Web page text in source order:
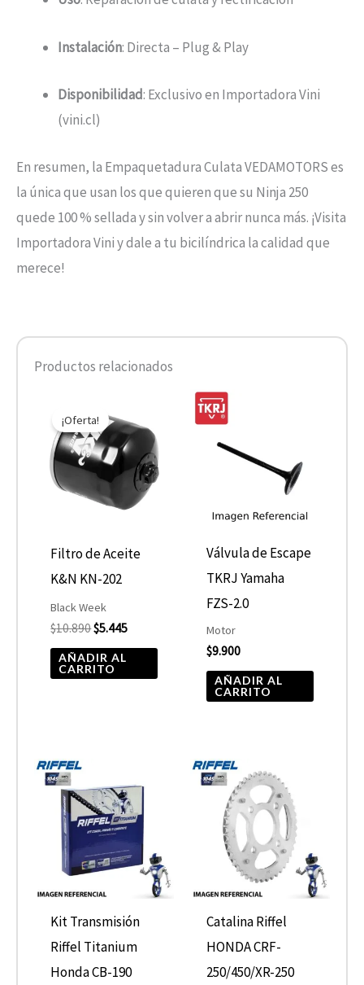
Instalación: Directa – Plug & Play
Disponibilidad: Exclusivo en Importadora Vini
(vini.cl)
En resumen, la Empaquetadura Culata VEDAMOTORS es
la única que usan los que quieren que su Ninja 250
quede 100 % sellada y sin volver a abrir nunca más. ¡Visita
Importadora Vini y dale a tu bicilíndrica la calidad que
merece!
Productos relacionados
¡Oferta!
Filtro de Aceite
K&N KN-202
Black Week
$10.890
precio
original
era:
$10.890.
$5.445
actual
es:
$5.445.
AÑADIR AL
CARRITO
Válvula de Escape
TKRJ Yamaha
FZS-2.0
Motor
$9.900
AÑADIR AL
CARRITO
Kit Transmisión
Riffel Titanium
Honda CB-190
Catalina Riffel
HONDA CRF-
250/450/XR-250